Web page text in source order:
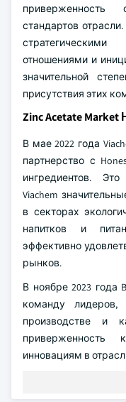
стандартов
отношениями и
значительной
присутствия этих
Zinc Acetate Market
В мае 2022 года
партнерство с
ингредиентов.
Viachem
в секторах
напитков и
эффективно
рынков.
В ноябре 2023 года
команду
производстве и
инновациям в